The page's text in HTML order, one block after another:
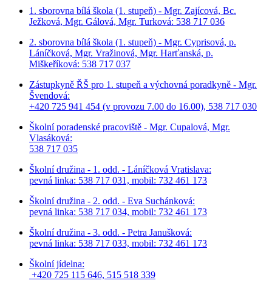
1. sborovna bílá škola (1. stupeň) - Mgr. Zajícová, Bc.
Ježková, Mgr. Gálová, Mgr. Turková: 538 717 036
2. sborovna bílá škola (1. stupeň) - Mgr. Cyprisová, p.
Láníčková, Mgr. Vražinová, Mgr. Harťanská, p.
Miškeříková: 538 717 037
Zástupkyně ŘŠ pro 1. stupeň a výchovná poradkyně - Mgr.
Švendová:
+420 725 941 454 (v provozu 7.00 do 16.00), 538 717 030
Školní poradenské pracoviště - Mgr. Cupalová, Mgr.
Vlasáková:
538 717 035
Školní družina - 1. odd. - Láníčková Vratislava:
pevná linka: 538 717 031, mobil: 732 461 173
Školní družina - 2. odd. - Eva Suchánková:
pevná linka: 538 717 034, mobil: 732 461 173
Školní družina - 3. odd. - Petra Janušková:
pevná linka: 538 717 033, mobil: 732 461 173
Školní jídelna:
+420 725 115 646, 515 518 339